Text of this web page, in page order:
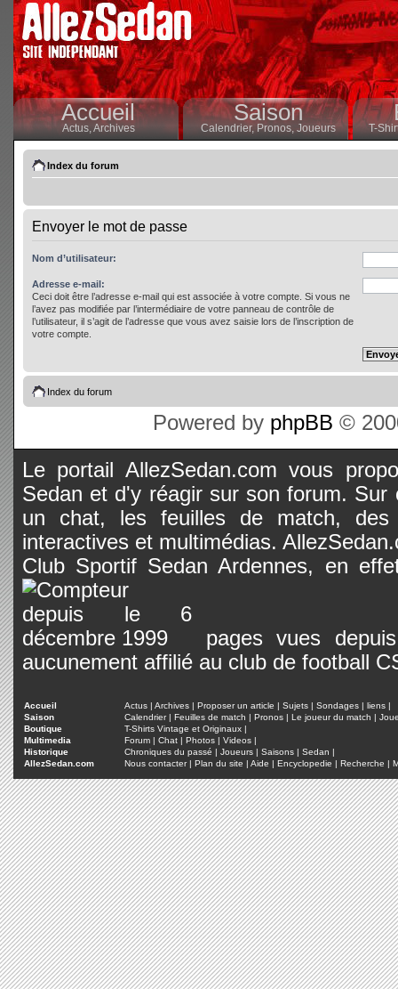
Accueil
Actus,Archives
Saison
Calendrier,Pronos, Joueurs T-
Index du forum
Envoyer le mot de passe
Nom d’utilisateur:
Adresse e-mail:
Ceci doit être l’adresse e-mail qui est associée à votre compte. Si vous ne
l’avez pas modifiée par l’intermédiaire de votre panneau de contrôle de
l’utilisateur, il s’agit de l’adresse que vous avez saisie lors de l’inscription de
votre compte.
Index du forum
Powered by phpBB ©
Le portail AllezSedan.com vous
Sedan et d'y réagir sur son forum.
un chat, les feuilles de match, des
interactives et multimédias.
Club Sportif Sedan Ardennes, en
pages vues
aucunement affilié au club de football
Accueil Actus | Archives | Proposer un article | Sujets | Sondages | liens |
Saison
Calendrier| Feuilles de match | Pronos | Le joueur du match |
Boutique
T-Shirts Vintage et Originaux |
Multimedia
Forum | Chat | Photos | Videos |
Historique
Chroniques du passé | Joueurs | Saisons | Sedan |
AllezSedan.com
Nous contacter| Plan du site | Aide | Encyclopedie | Recherche |